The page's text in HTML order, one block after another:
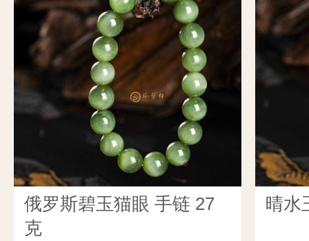
俄罗斯碧玉猫眼 手链 27
克
晴水